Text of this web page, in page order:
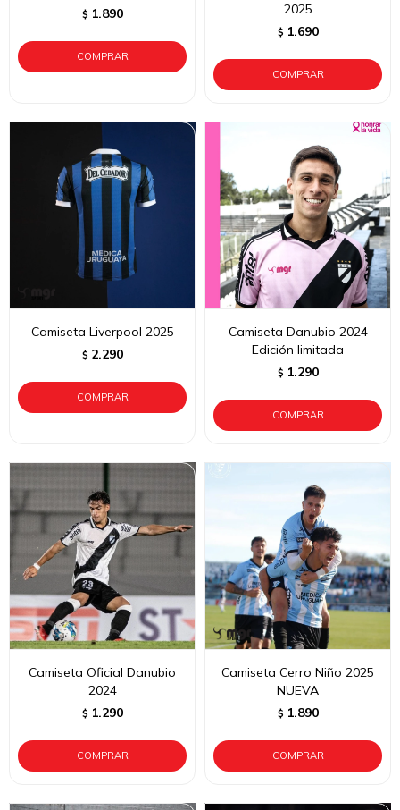
$ 1.890
2025
$ 1.690
Camiseta Liverpool 2025
$ 2.290
Camiseta Danubio 2024
Edición limitada
$ 1.290
Camiseta Oficial Danubio
2024
$ 1.290
Camiseta Cerro Niño 2025
NUEVA
$ 1.890